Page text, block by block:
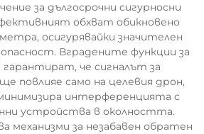
за дългосрочни сигурносни
обхват обикновено
осигурявайки значителен
Вградените функции за
гарантират, че сигналът за
повлияе само на целевия дрон,
интерференцията с
устройства в околността.
механизми за незабавен обратен